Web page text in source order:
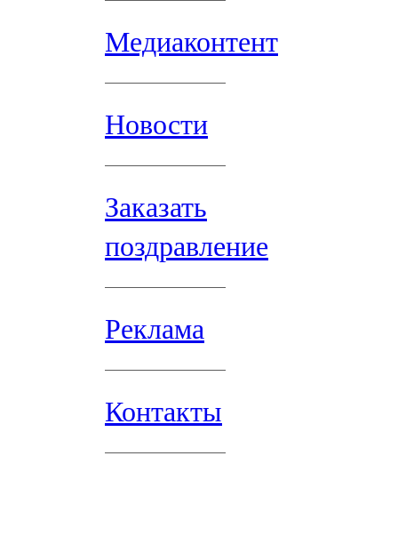
Медиаконтент
Новости
Заказать
поздравление
Реклама
Контакты